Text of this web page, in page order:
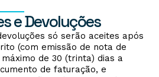
e Devoluções
só serão aceites após
(com emissão de nota de
de 30 (trinta) dias a
de faturação, e